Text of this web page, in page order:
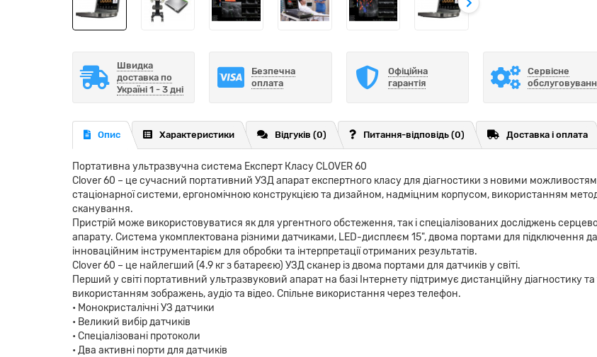
Швидка
доставка по
Україні 1 - 3 дні
Безпечна
оплата
Офіційна
гарантія
Сервісне
Опис Характеристики Відгуків (0) Питання-відповідь (0) Доставка і оплата
Портативна ультразвучна система Експерт Класу CLOVER 60
Clover 60 – це сучасний портативний УЗД апарат експертного класу для діагностики з новими можливостями
стаціонарної системи, ергономічною конструкцією та дизайном, надміцним корпусом, використанням
сканування.
Пристрій може використовуватися як для ургентного обстеження, так і спеціалізованих досліджень
апарату. Система укомплектована різними датчиками, LED-дисплеєм 15", двома портами для підключення
інноваційним інструментарієм для обробки та інтерпретації отриманих результатів.
Clover 60 – це найлегший (4.9 кг з батареєю) УЗД сканер із двома портами для датчиків у світі.
Перший у світі портативний ультразвуковий апарат на базі Інтернету підтримує дистанційну діагностику
використанням зображень, аудіо та відео. Спільне використання через телефон.
• Монокристалічні УЗ датчики
• Великий вибір датчиків
• Спеціалізовані протоколи
• Два активні порти для датчиків